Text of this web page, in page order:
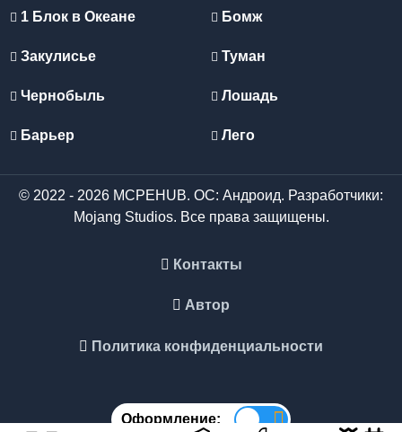
1 Блок в Океане
Закулисье
Чернобыль
Барьер
Бомж
Туман
Лошадь
Лего
© 2022 - 2026 MCPEHUB. ОС: Андроид. Разработчики:
Mojang Studios. Все права защищены.
Контакты
Автор
Политика конфиденциальности
Оформление: